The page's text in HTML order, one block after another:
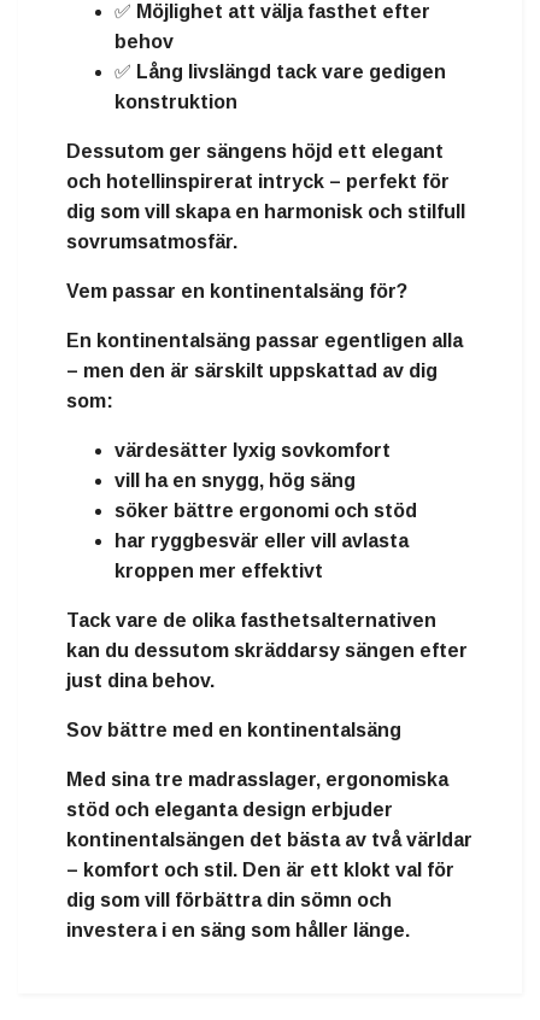
✅ Möjlighet att välja fasthet efter
behov
✅ Lång livslängd tack vare gedigen
konstruktion
Dessutom ger sängens höjd ett elegant
och hotellinspirerat intryck – perfekt för
dig som vill skapa en harmonisk och stilfull
sovrumsatmosfär.
Vem passar en kontinentalsäng för?
En kontinentalsäng passar egentligen alla
– men den är särskilt uppskattad av dig
som:
värdesätter lyxig sovkomfort
vill ha en snygg, hög säng
söker bättre ergonomi och stöd
har ryggbesvär eller vill avlasta
kroppen mer effektivt
Tack vare de olika fasthetsalternativen
kan du dessutom skräddarsy sängen efter
just dina behov.
Sov bättre med en kontinentalsäng
Med sina tre madrasslager, ergonomiska
stöd och eleganta design erbjuder
kontinentalsängen det bästa av två världar
– komfort och stil . Den är ett klokt val för
dig som vill förbättra din sömn och
investera i en säng som håller länge.